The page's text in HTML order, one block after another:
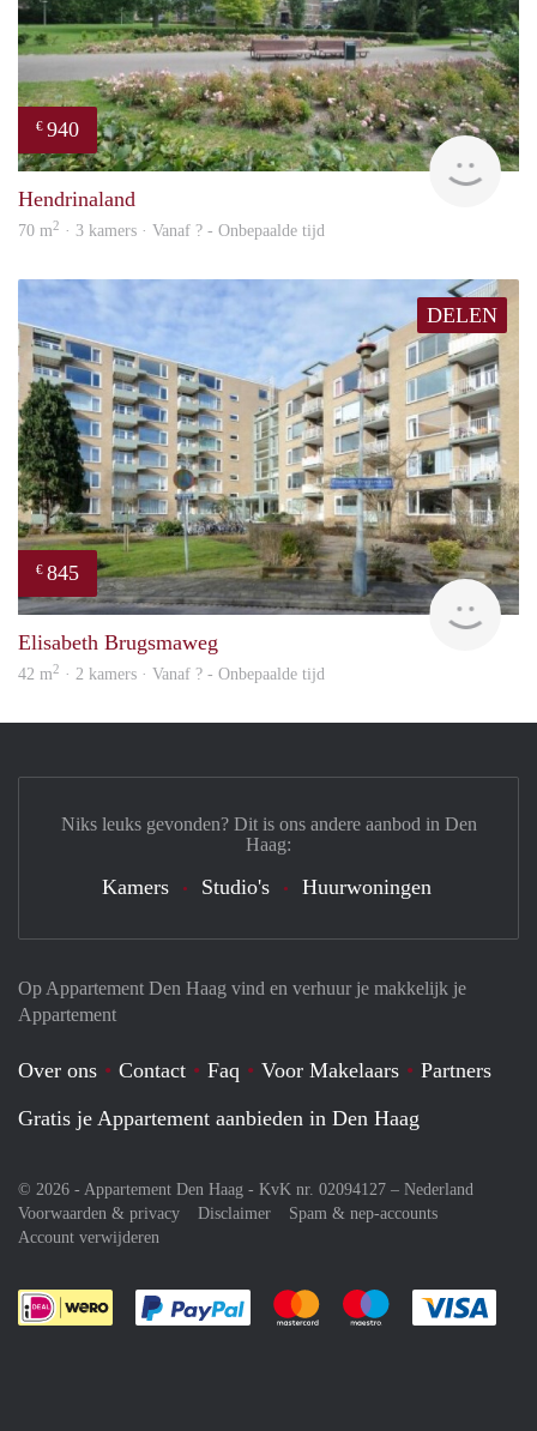
€ 940
rent
Hendrinaland
70 m2 · 3 kamers · Vanaf ? - Onbepaalde tijd
DELEN
€ 845
rent
Elisabeth Brugsmaweg
42 m2 · 2 kamers · Vanaf ? - Onbepaalde tijd
Op Appartement Den Haag vind en verhuur je makkelijk je
Appartement
Over ons Contact Faq Voor Makelaars
Partners
Gratis je Appartement aanbieden in Den Haag
© 2026 - Appartement Den Haag - KvK nr. 02094127 – Nederland
Voorwaarden & privacy
Disclaimer
Spam & nep-accounts
Account verwijderen
Je rekent gemakkelijk af met Paypal
Je rekent gemakkelijk af met
Je rekent
Niks leuks gevonden? Dit is ons andere aanbod in Den
Haag:
Kamers Studio's Huurwoningen